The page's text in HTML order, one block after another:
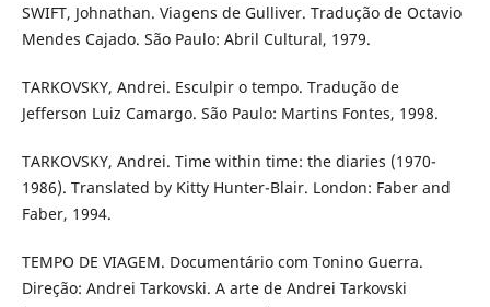
SWIFT, Johnathan. Viagens de Gulliver. Tradução de Octavio
Mendes Cajado. São Paulo: Abril Cultural, 1979.
TARKOVSKY, Andrei. Esculpir o tempo. Tradução de
Jefferson Luiz Camargo. São Paulo: Martins Fontes, 1998.
TARKOVSKY, Andrei. Time within time: the diaries (1970-
1986). Translated by Kitty Hunter-Blair. London: Faber and
Faber, 1994.
TEMPO DE VIAGEM. Documentário com Tonino Guerra.
Direção: Andrei Tarkovski. A arte de Andrei Tarkovski